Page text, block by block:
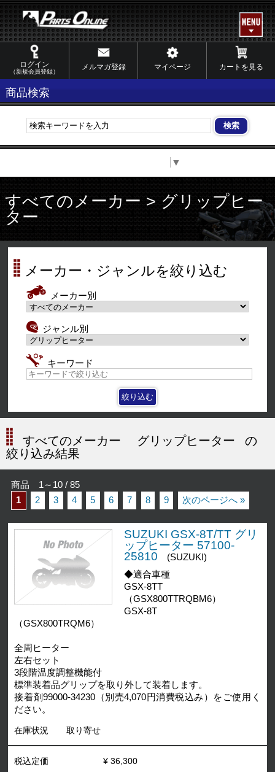
ログイン
（新規会員登録）
メルマガ登録 マイページ カートを見る
商品検索
▼
すべてのメーカー > グリップヒー
ター
メーカー・ジャンルを絞り込む
メーカー別
ジャンル別
キーワード
すべてのメーカー グリップヒーター
の
絞り込み結果
商品 1～10 / 85
1
2 3 4 5 6 7 8 9 次のページへ »
SUZUKI GSX-8T/TT グリ
ップヒーター 57100-
25810
(SUZUKI)
◆適合車種
GSX-8TT
（GSX800TTRQBM6）
GSX-8T
（GSX800TRQM6）
全周ヒーター
左右セット
3段階温度調整機能付
標準装着品グリップを取り外して装着します。
接着剤99000-34230（別売4,070円消費税込み）をご使用く
ださい。
在庫状況 取り寄せ
税込定価
¥ 36,300